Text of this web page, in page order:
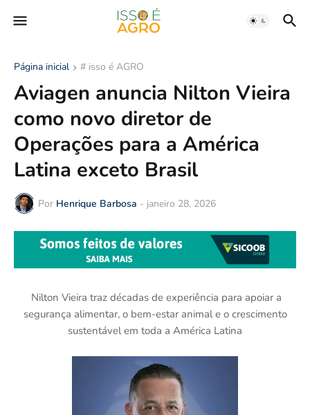
Página inicial # isso é AGRO
Aviagen anuncia Nilton Vieira
como novo diretor de
Operações para a América
Latina exceto Brasil
Por Henrique Barbosa - janeiro 28, 2026
Nilton Vieira traz décadas de experiência para apoiar a
segurança alimentar, o bem-estar animal e o crescimento
sustentável em toda a América Latina